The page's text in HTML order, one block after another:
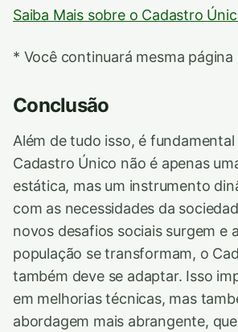
Saiba Mais sobre o Cadastro
* Você continuará mesma página
Conclusão
Além de tudo isso, é
Cadastro Único não é apenas
estática, mas um instrumento
com as necessidades da
novos desafios sociais surgem e
população se transformam, o
também deve se adaptar. Isso
em melhorias técnicas, mas
abordagem mais abrangente,